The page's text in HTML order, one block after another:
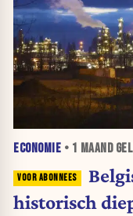
ECONOMIE • 1 MAAND
historisch